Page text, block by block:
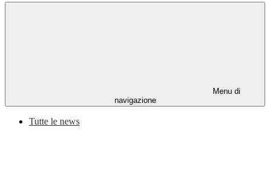
Menu di
navigazione
Tutte le news